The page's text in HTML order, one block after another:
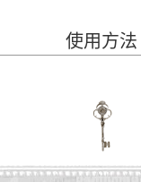
使用方法